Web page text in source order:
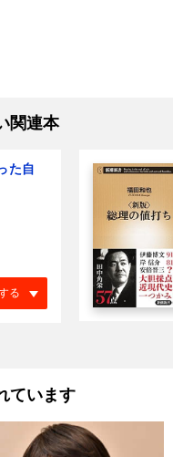
関連本
た自
る
ています